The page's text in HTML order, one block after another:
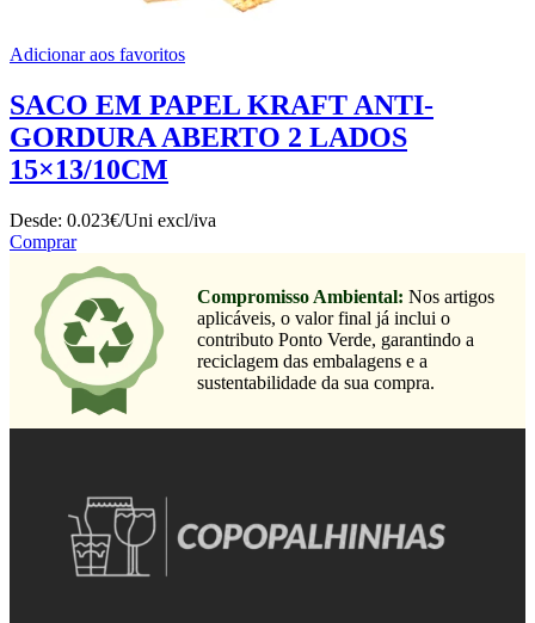
Adicionar aos favoritos
SACO EM PAPEL KRAFT ANTI-
GORDURA ABERTO 2 LADOS
15×13/10CM
Desde: 0.023€/Uni excl/iva
Comprar
Compromisso Ambiental: Nos artigos
aplicáveis, o valor final já inclui o
contributo Ponto Verde, garantindo a
reciclagem das embalagens e a
sustentabilidade da sua compra.